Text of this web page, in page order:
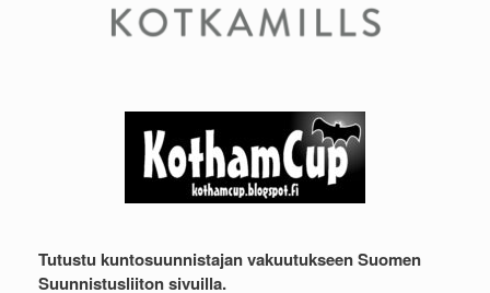
Tutustu kuntosuunnistajan vakuutukseen Suomen
Suunnistusliiton sivuilla.